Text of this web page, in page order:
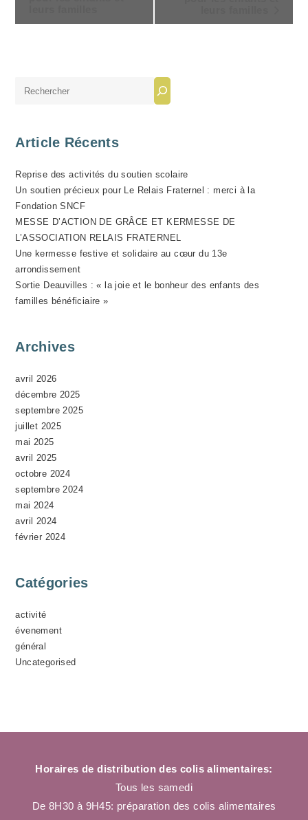
I
N
V
È
N
E
M
E
N
T
Article Récents
Reprise des activités du soutien scolaire
Un soutien précieux pour Le Relais Fraternel : merci à la
Fondation SNCF
MESSE D’ACTION DE GRÂCE ET KERMESSE DE
L’ASSOCIATION RELAIS FRATERNEL
Une kermesse festive et solidaire au cœur du 13e
arrondissement
Sortie Deauvilles : « la joie et le bonheur des enfants des
familles bénéficiaire »
Archives
avril 2026
décembre 2025
septembre 2025
juillet 2025
mai 2025
avril 2025
octobre 2024
septembre 2024
mai 2024
avril 2024
février 2024
Catégories
activité
évenement
général
Uncategorised
Horaires de distribution des colis alimentaires:
Tous les samedi
De 8H30 à 9H45: préparation des colis alimentaires